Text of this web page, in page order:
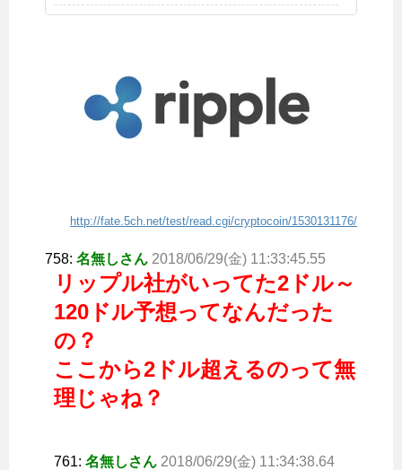
http://fate.5ch.net/test/read.cgi/cryptocoin/1530131176/
758: 名無しさん 2018/06/29(金) 11:33:45.55
リップル社がいってた2ドル～
120ドル予想ってなんだった
の？
ここから2ドル超えるのって無
理じゃね？
761: 名無しさん 2018/06/29(金) 11:34:38.64